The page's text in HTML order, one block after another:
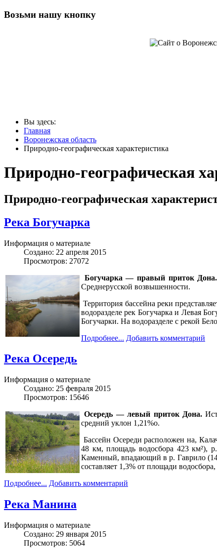
Возьми нашу кнопку
Вы здесь:
Главная
Воронежская область
Природно-географическая характеристика
Природно-географическая
Природно-географическая
Река Богучарка
Информация о материале
Создано: 22 апреля 2015
Просмотров: 27072
Богучарка — правый приток
Среднерусской возвышенности.
Территория бассейна реки
водоразделе рек Богучарка и Левая
Богучарки. На водоразделе с рекой
Подробнее... Добавить комментарий
Река Осередь
Информация о материале
Создано: 25 февраля 2015
Просмотров: 15646
Осередь — левый приток Дона.
средний уклон 1,21%о.
Бассейн Осереди расположен на,
48 км, площадь водосбора 423 км²),
Каменный, впадающий в р. Гаврило
составляет 1,3% от площади
Подробнее... Добавить комментарий
Река Манина
Информация о материале
Создано: 29 января 2015
Просмотров: 5064